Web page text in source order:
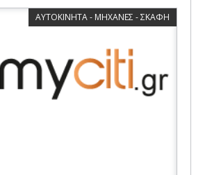
ΑΥΤΟΚΙΝΗΤΑ - ΜΗΧΑΝΕΣ - ΣΚΑΦΗ